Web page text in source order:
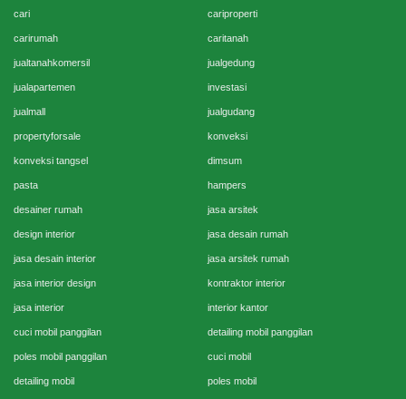
cari cariproperti
carirumah caritanah
jualtanahkomersil jualgedung
jualapartemen investasi
jualmall jualgudang
propertyforsale konveksi
konveksi tangsel dimsum
pasta hampers
desainer rumah jasa arsitek
design interior jasa desain rumah
jasa desain interior jasa arsitek rumah
jasa interior design kontraktor interior
jasa interior interior kantor
cuci mobil panggilan detailing mobil panggilan
poles mobil panggilan cuci mobil
detailing mobil poles mobil